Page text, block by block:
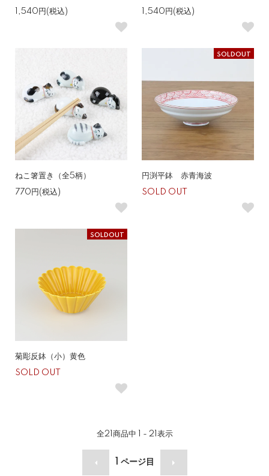
1,540円(税込)
1,540円(税込)
ねこ箸置き（全5柄）
770円(税込)
SOLDOUT
円渕平鉢 赤青海波
SOLD OUT
SOLDOUT
菊彫反鉢（小）黄色
SOLD OUT
全21 商品中 1 - 21 表示
ページ目